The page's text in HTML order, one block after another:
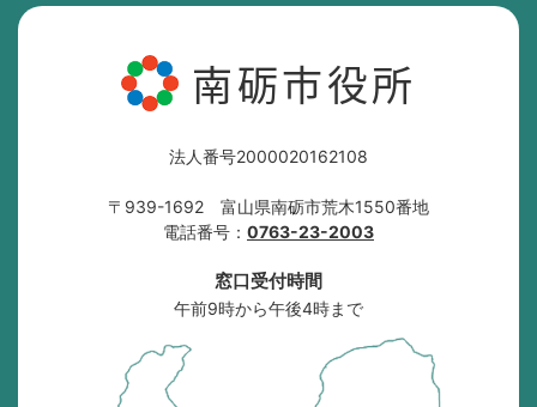
南砺市役所
法人番号2000020162108
〒939-1692 富山県南砺市荒木1550番地
電話番号： 0763-23-2003
窓口受付時間
午前9時から午後4時まで